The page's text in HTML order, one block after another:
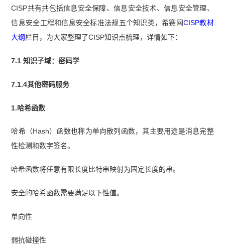
CISP共有共包括信息安全保障、信息安全技术、信息安全管理、
信息安全工程和信息安全标准法规五个知识类，希赛网CISP教材
大纲栏目，为大家整理了CISP知识点梳理，详情如下：
7.1 知识子域：密码学
7.1.4其他密码服务
1.哈希函数
哈希（Hash）函数也称为单向散列函数，其主要用途是消息完整
性检测和数字签名。
哈希函数将任意有限长度比特串映射为固定长度的串。
安全的哈希函数需要满足以下性值。
单向性
弱抗碰撞性